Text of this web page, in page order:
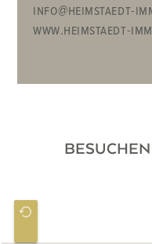
info@heimstaedt-
www.heimstaedt-